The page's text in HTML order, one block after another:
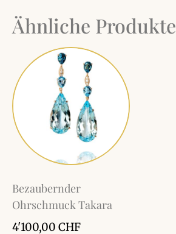
Ähnliche Produkte
Bezaubernder
Ohrschmuck Takara
4'100,00 CHF